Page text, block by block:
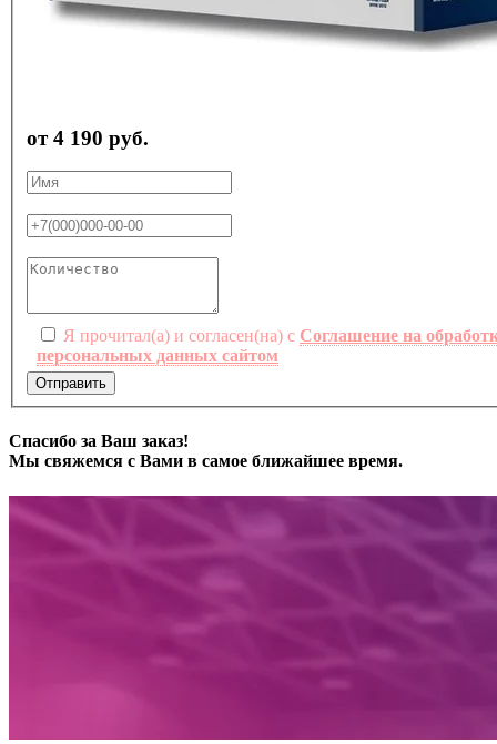
от 4 190 руб.
Я прочитал(а) и согласен(на) с Соглашение на
персональных данных сайтом
Отправить
Спасибо за Ваш заказ!
Мы свяжемся с Вами в самое ближайшее время.